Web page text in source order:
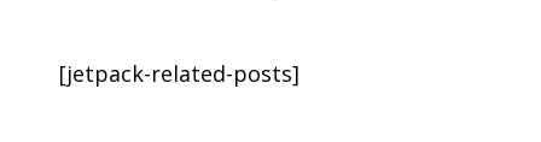
[jetpack-related-posts]